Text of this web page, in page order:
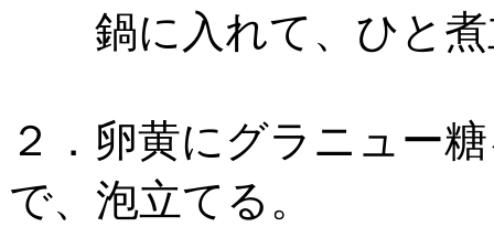
鍋に入れて、ひと煮
２．卵黄にグラニュー
で、泡立てる。